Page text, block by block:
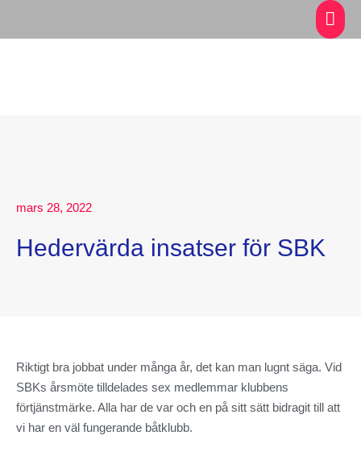
mars 28, 2022
Hedervärda insatser för SBK
Riktigt bra jobbat under många år, det kan man lugnt säga. Vid
SBKs årsmöte tilldelades sex medlemmar klubbens
förtjänstmärke. Alla har de var och en på sitt sätt bidragit till att
vi har en väl fungerande båtklubb.